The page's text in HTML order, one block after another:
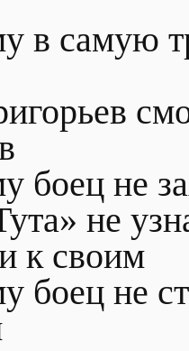
в самую
боец не
не
к своим
боец не